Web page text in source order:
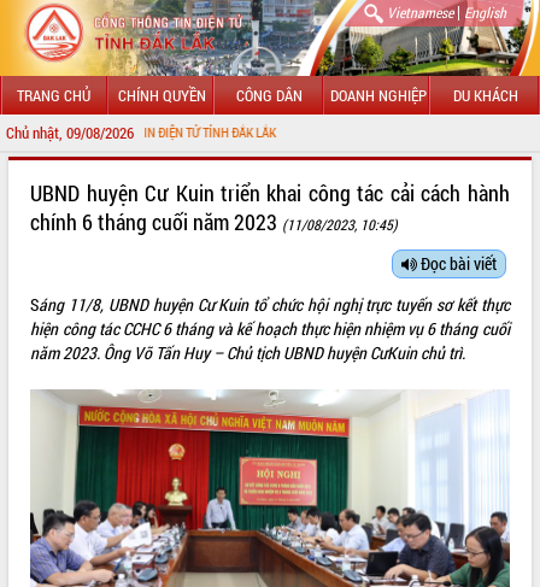
Vietnamese| English
TRANG CHỦ CHÍNH QUYỀN CÔNG DÂN DOANH NGHIỆP DU KHÁCH
Chủ nhật, 09/08/2026
THÔNG TIN ĐIỆN TỬ TỈNH ĐẮK LẮK
LÃNH ĐẠO UBND TỈNH
SỞ, BAN, NGÀNH
THÔNG TIN CHỈ ĐẠO ĐIỀU HÀNH
HỆ THỐNG VĂN BẢN
VĂN BẢN HĐND TỈNH
ĐIỂM TIN VĂN BẢN
UBND huyện Cư Kuin triển khai công tác cải cách hành
chính 6 tháng cuối năm 2023 (11/08/2023, 10:45)
Đọc bài viết
Sáng 11/8, UBND huyện Cư Kuin tổ chức hội nghị trực tuyến sơ kết thực
hiện công tác CCHC 6 tháng và kế hoạch thực hiện nhiệm vụ 6 tháng cuối
năm 2023. Ông Võ Tấn Huy – Chủ tịch UBND huyện CưKuin chủ trì.